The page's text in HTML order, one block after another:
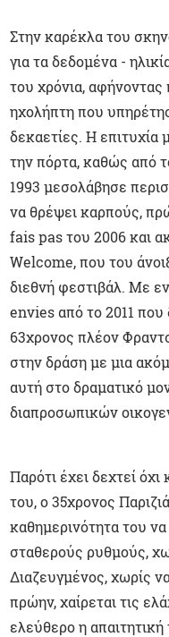
Στην καρέκλα του
για τα δεδομένα -
του χρόνια,
ηχολήπτη που
δεκαετίες. Η επιτυχία
την πόρτα, καθώς από
1993 μεσολάβησε
να θρέψει καρπούς,
fais pas του 2006 και
Welcome, που του
διεθνή φεστιβάλ. Με
envies από το 2011
63χρονος πλέον
στην δράση με μια
αυτή στο δραματικό
διαπροσωπικών
Παρότι έχει δεχτεί
του, ο 35χρονος
καθημερινότητα του να
σταθερούς ρυθμούς,
Διαζευγμένος, χωρίς
πρώην, χαίρεται τις
ελεύθερο η